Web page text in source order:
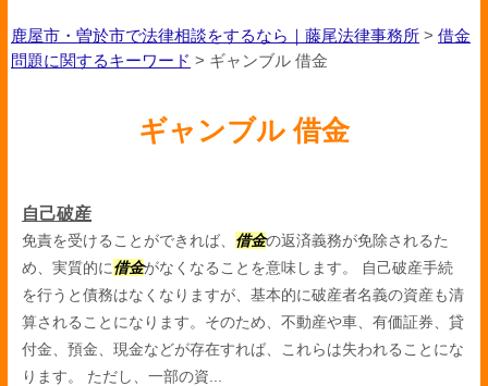
鹿屋市・曽於市で法律相談をするなら｜藤尾法律事務所 > 借金
問題に関するキーワード > ギャンブル 借金
ギャンブル 借金
自己破産
免責を受けることができれば、 借金の返済義務が免除されるた
め、実質的に借金がなくなることを意味します。 自己破産手続
を行うと債務はなくなりますが、基本的に破産者名義の資産も清
算されることになります。そのため、不動産や車、有価証券、貸
付金、預金、現金などが存在すれば、これらは失われることにな
ります。 ただし、一部の資...